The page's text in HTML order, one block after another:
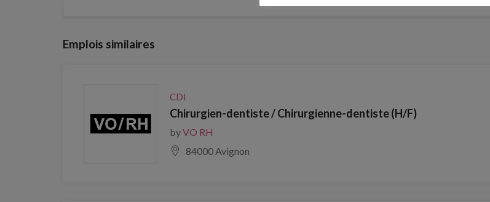
Emplois similaires
CDI
Chirurgien-dentiste / Chirurgienne-dentiste (H/F)
byVO RH
84000 Avignon